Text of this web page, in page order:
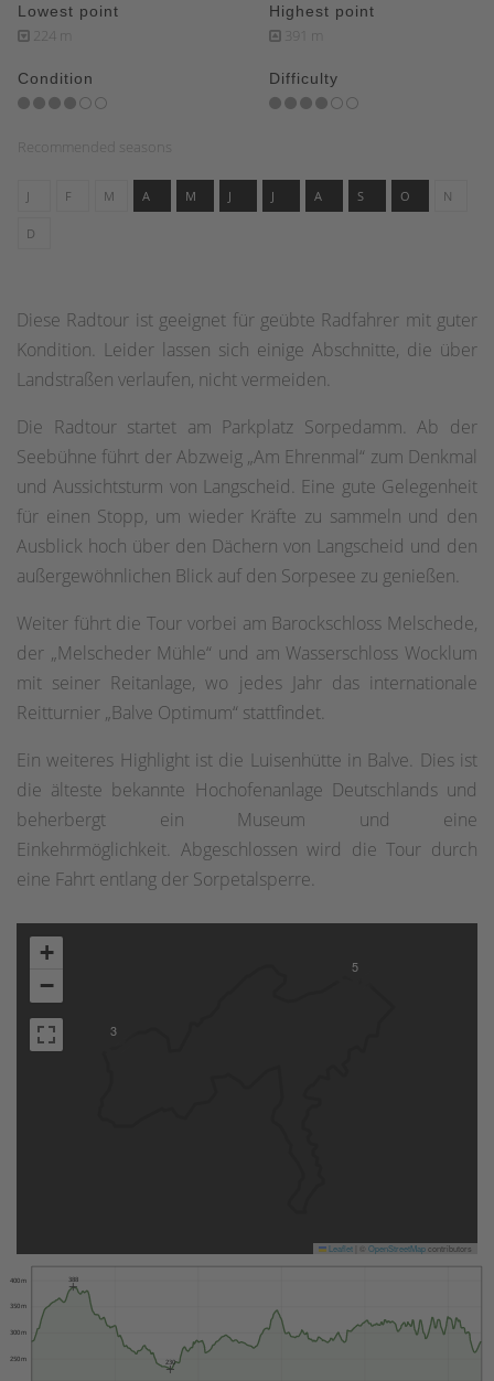
Lowest point
224 m
Highest point
391 m
Condition Difficulty
Recommended seasons
J F M A M J J A S O N
D
Diese Radtour ist geeignet für geübte Radfahrer mit guter
Kondition. Leider lassen sich einige Abschnitte, die über
Landstraßen verlaufen, nicht vermeiden.
Die Radtour startet am Parkplatz Sorpedamm. Ab der
Seebühne führt der Abzweig „Am Ehrenmal“ zum Denkmal
und Aussichtsturm von Langscheid. Eine gute Gelegenheit
für einen Stopp, um wieder Kräfte zu sammeln und den
Ausblick hoch über den Dächern von Langscheid und den
außergewöhnlichen Blick auf den Sorpesee zu genießen.
Weiter führt die Tour vorbei am Barockschloss Melschede,
der „Melscheder Mühle“ und am Wasserschloss Wocklum
mit seiner Reitanlage, wo jedes Jahr das internationale
Reitturnier „Balve Optimum“ stattfindet.
Ein weiteres Highlight ist die Luisenhütte in Balve. Dies ist
die älteste bekannte Hochofenanlage Deutschlands und
beherbergt ein Museum und eine
Einkehrmöglichkeit. Abgeschlossen wird die Tour durch
eine Fahrt entlang der Sorpetalsperre.
3
5
+
−
Leaflet OpenStreetMapcontributors
250 m
300 m
350 m
400 m
230
388